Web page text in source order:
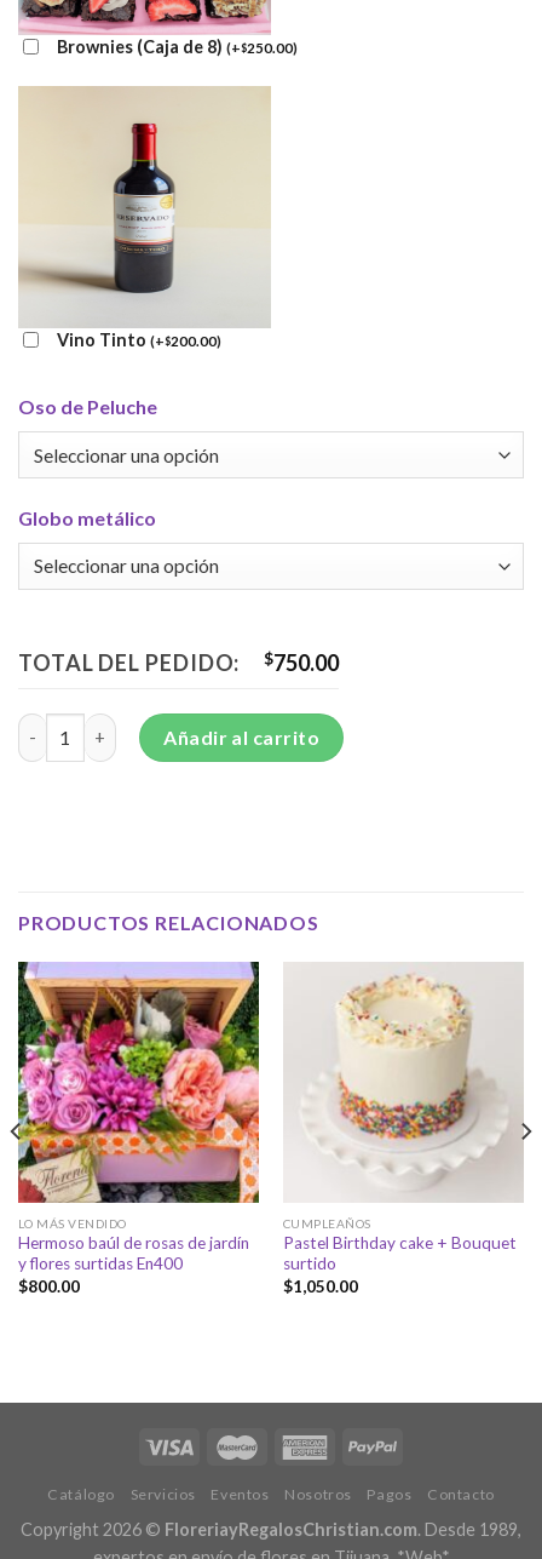
Brownies (Caja de 8) (+$250.00)
Vino Tinto (+$200.00)
Oso de Peluche
Globo metálico
TOTAL DEL PEDIDO: $750.00
C6 - Arreglo de flores para ocasión especial cantidad
Añadir al carrito
PRODUCTOS RELACIONADOS
LO MÁS VENDIDO
Hermoso baúl de rosas de jardín
y flores surtidas En400
$800.00
CUMPLEAÑOS
Pastel Birthday cake + Bouquet
surtido
$1,050.00
Catálogo Servicios Eventos Nosotros Pagos Contacto
Copyright 2026 © FloreriayRegalosChristian.com. Desde 1989,